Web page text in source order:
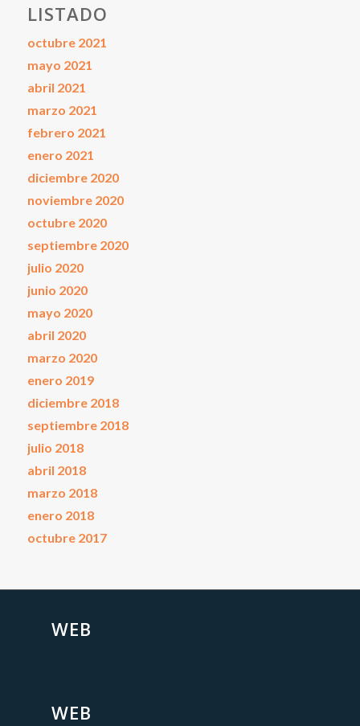
LISTADO
octubre 2021
mayo 2021
abril 2021
marzo 2021
febrero 2021
enero 2021
diciembre 2020
noviembre 2020
octubre 2020
septiembre 2020
julio 2020
junio 2020
mayo 2020
abril 2020
marzo 2020
enero 2019
diciembre 2018
septiembre 2018
julio 2018
abril 2018
marzo 2018
enero 2018
octubre 2017
WEB
WEB